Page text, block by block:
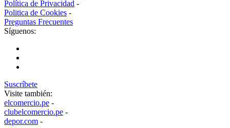
Política de Privacidad -
Politica de Cookies -
Preguntas Frecuentes
Síguenos:
Suscríbete
Visite también:
elcomercio.pe -
clubelcomercio.pe -
depor.com -